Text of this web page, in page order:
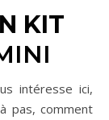
KIT
intéresse ici,
pas, comment